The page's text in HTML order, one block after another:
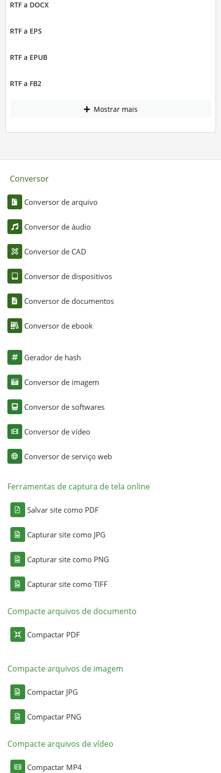
RTF a DOCX
RTF a EPS
RTF a EPUB
RTF a FB2
Mostrar mais
Conversor
Conversor de arquivo
Conversor de áudio
Conversor de CAD
Conversor de dispositivos
Conversor de documentos
Conversor de ebook
Gerador de hash
Conversor de imagem
Conversor de softwares
Conversor de vídeo
Conversor de serviço web
Ferramentas de captura de tela online
Salvar site como PDF
Capturar site como JPG
Capturar site como PNG
Capturar site como TIFF
Compacte arquivos de documento
Compactar PDF
Compacte arquivos de imagem
Compactar JPG
Compactar PNG
Compacte arquivos de vídeo
Compactar MP4